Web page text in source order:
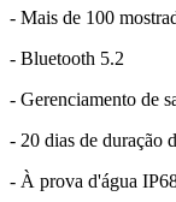
- Mais de 100
- Bluetooth 5.2
- Gerenciamento de
- 20 dias de duração
- À prova d'água